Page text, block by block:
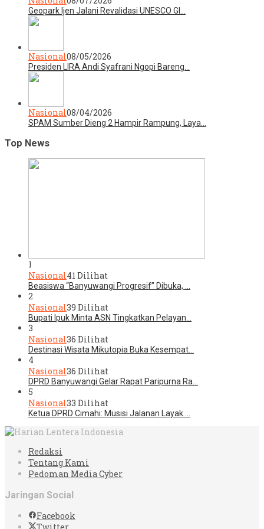
Geopark Ijen Jalani Revalidasi UNESCO Gl…
Nasional08/05/2026
Presiden LIRA Andi Syafrani Ngopi Bareng…
Nasional08/04/2026
SPAM Sumber Dieng 2 Hampir Rampung, Laya…
Top News
1
Nasional41 Dilihat
Beasiswa “Banyuwangi Progresif” Dibuka, …
2
Nasional39 Dilihat
Bupati Ipuk Minta ASN Tingkatkan Pelayan…
3
Nasional36 Dilihat
Destinasi Wisata Mikutopia Buka Kesempat…
4
Nasional36 Dilihat
DPRD Banyuwangi Gelar Rapat Paripurna Ra…
5
Nasional33 Dilihat
Ketua DPRD Cimahi: Musisi Jalanan Layak …
Redaksi
Tentang Kami
Pedoman Media Cyber
Jaringan Social
Facebook